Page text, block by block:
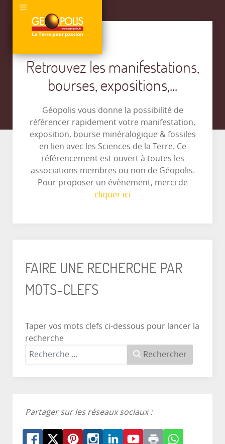
Retrouvez les manifestations,
bourses, expositions,...
Géopolis vous donne la possibilité de
référencer rapidement votre manifestation,
exposition, bourse minéralogique & fossiles
en lien avec les Sciences de la Terre. Ce
référencement est ouvert à toutes les
associations membres ou non de Géopolis.
Pour proposer un évènement, merci de
cliquer ici
FAIRE UNE RECHERCHE PAR
MOTS-CLEFS
Taper vos mots clefs ci-dessous pour lancer la
recherche
Rechercher
Partager sur les réseaux sociaux :